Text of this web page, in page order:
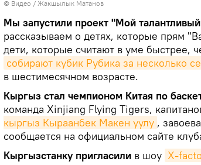
© Видео / Жакшылык Матанов
Мы запустили проект "Мой
рассказываем о детях, которые прям
дети, которые считают в уме быстрее,
собирают кубик Рубика за несколько
в шестимесячном возрасте.
Кыргыз стал чемпионом Китая по
команда Xinjiang Flying Tigers,
кыргыз Кыраанбек Макен уулу ,
сообщается на официальном сайте
Кыргызстанку пригласили в шоу X-